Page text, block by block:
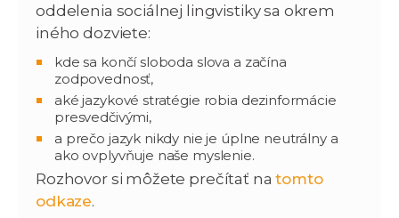
oddelenia sociálnej lingvistiky sa okrem
iného dozviete:
kde sa končí sloboda slova a začína
zodpovednosť,
aké jazykové stratégie robia dezinformácie
presvedčivými,
a prečo jazyk nikdy nie je úplne neutrálny a
ako ovplyvňuje naše myslenie.
Rozhovor si môžete prečítať natomto
odkaze.